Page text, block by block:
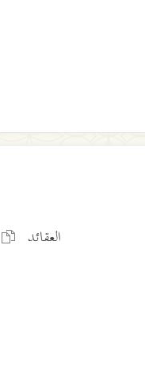
العقائد